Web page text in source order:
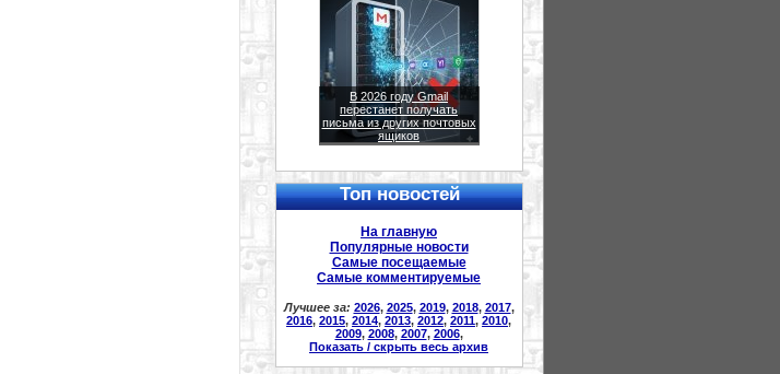
В 2026 году Gmail
перестанет получать
письма из других почтовых
ящиков
Топ новостей
На главную
Популярные новости
Самые посещаемые
Самые комментируемые
Лучшее за: 2026, 2025, 2019, 2018, 2017,
2016, 2015, 2014, 2013, 2012, 2011, 2010,
2009, 2008, 2007, 2006,
Показать / скрыть весь архив